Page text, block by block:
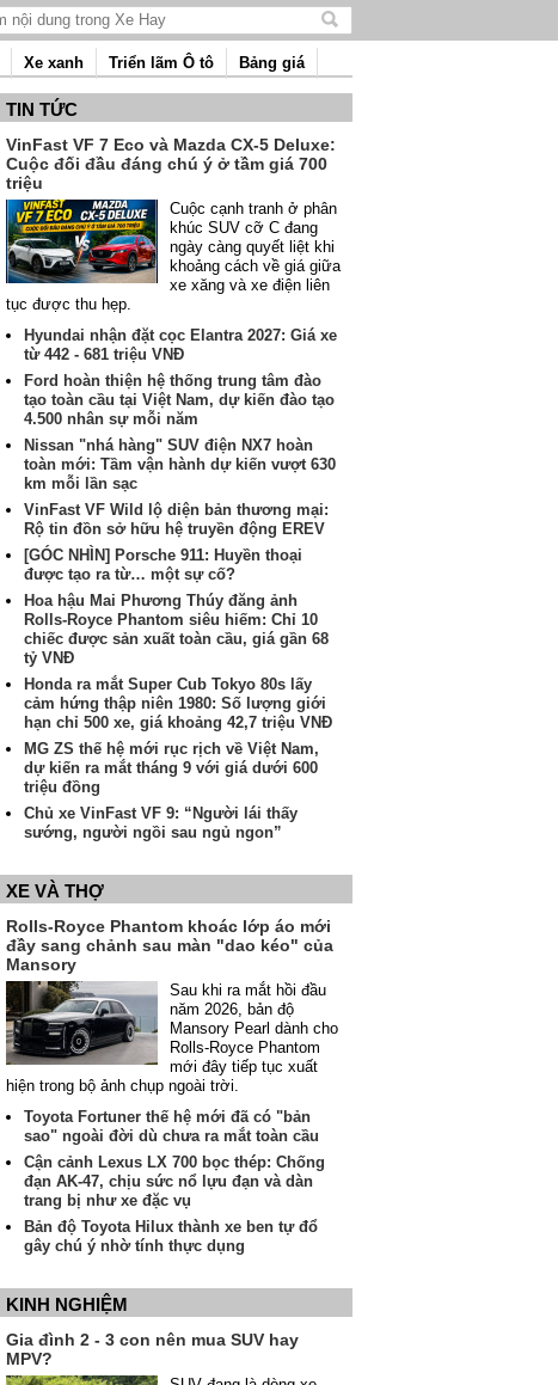
Tìm
nội
dung
Xe xanh Triển lãm Ô tô
Bảng giá
TIN TỨC
VinFast VF 7 Eco và Mazda CX-5 Deluxe:
Cuộc đối đầu đáng chú ý ở tầm giá 700
triệu
Cuộc cạnh tranh ở phân
khúc SUV cỡ C đang
ngày càng quyết liệt khi
khoảng cách về giá giữa
xe xăng và xe điện liên
tục được thu hẹp.
Hyundai nhận đặt cọc Elantra 2027: Giá xe
từ 442 - 681 triệu VNĐ
Ford hoàn thiện hệ thống trung tâm đào
tạo toàn cầu tại Việt Nam, dự kiến đào tạo
4.500 nhân sự mỗi năm
Nissan "nhá hàng" SUV điện NX7 hoàn
toàn mới: Tầm vận hành dự kiến vượt 630
km mỗi lần sạc
VinFast VF Wild lộ diện bản thương mại:
Rộ tin đồn sở hữu hệ truyền động EREV
[GÓC NHÌN] Porsche 911: Huyền thoại
được tạo ra từ… một sự cố?
Hoa hậu Mai Phương Thúy đăng ảnh
Rolls-Royce Phantom siêu hiếm: Chỉ 10
chiếc được sản xuất toàn cầu, giá gần 68
tỷ VNĐ
Honda ra mắt Super Cub Tokyo 80s lấy
cảm hứng thập niên 1980: Số lượng giới
hạn chỉ 500 xe, giá khoảng 42,7 triệu VNĐ
MG ZS thế hệ mới rục rịch về Việt Nam,
dự kiến ra mắt tháng 9 với giá dưới 600
triệu đồng
Chủ xe VinFast VF 9: “Người lái thấy
sướng, người ngồi sau ngủ ngon”
XE VÀ THỢ
Rolls-Royce Phantom khoác lớp áo mới
đầy sang chảnh sau màn "dao kéo" của
Mansory
Sau khi ra mắt hồi đầu
năm 2026, bản độ
Mansory Pearl dành cho
Rolls-Royce Phantom
mới đây tiếp tục xuất
hiện trong bộ ảnh chụp ngoài trời.
Toyota Fortuner thế hệ mới đã có "bản
sao" ngoài đời dù chưa ra mắt toàn cầu
Cận cảnh Lexus LX 700 bọc thép: Chống
đạn AK-47, chịu sức nổ lựu đạn và dàn
trang bị như xe đặc vụ
Bản độ Toyota Hilux thành xe ben tự đổ
gây chú ý nhờ tính thực dụng
KINH NGHIỆM
Gia đình 2 - 3 con nên mua SUV hay
MPV?